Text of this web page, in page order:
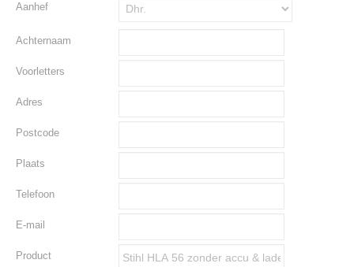
Aanhef
Achternaam
Voorletters
Adres
Postcode
Plaats
Telefoon
E-mail
Product